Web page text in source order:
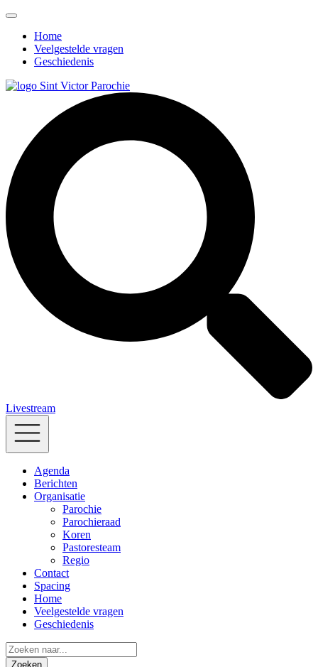
Home
Veelgestelde vragen
Geschiedenis
Livestream
Agenda
Berichten
Organisatie
Parochie
Parochieraad
Koren
Pastoresteam
Regio
Contact
Spacing
Home
Veelgestelde vragen
Geschiedenis